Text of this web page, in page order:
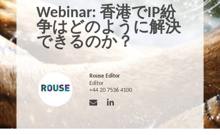
Webinar: 香港でIP紛
争はどのように解決
できるのか？
Rouse Editor
Editor
+44 20 7536 4100